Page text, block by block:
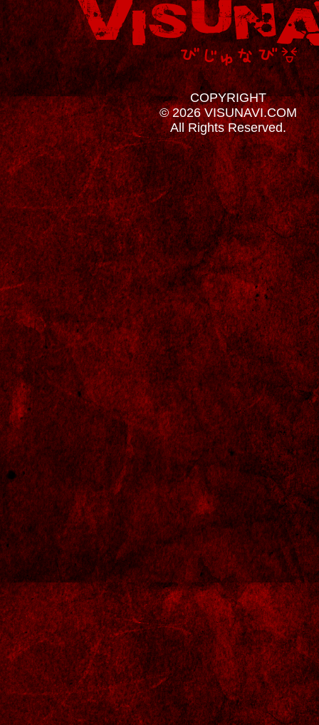
COPYRIGHT
© 2026 VISUNAVI.COM
All Rights Reserved.